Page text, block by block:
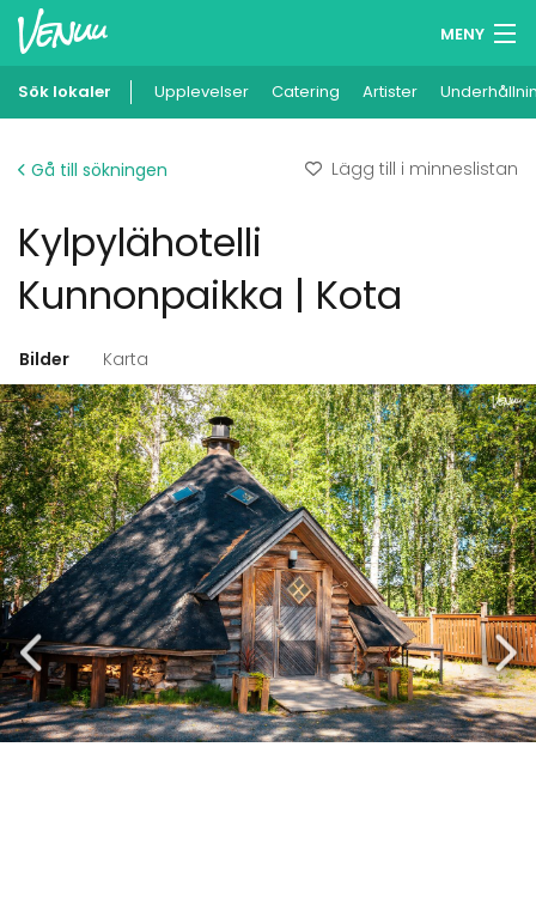
MENY
Minneslista
Lägg till din lokal
Sök lokaler Upplevelser Catering Artister
Gå till sökningen Lägg till i minneslistan
Kylpylähotelli
Kunnonpaikka | Kota
Bilder Karta